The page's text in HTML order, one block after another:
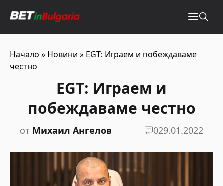
Начало » Новини » EGT: Играем и побеждаваме
честно
EGT: Играем и
побеждаваме честно
от Михаил Ангелов 029.01.2022